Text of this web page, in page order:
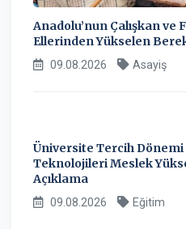
Anadolu’nun Çalışkan ve
Ellerinden Yükselen
09.08.2026 Asayiş
Üniversite Tercih
Teknolojileri Meslek
Açıklama
09.08.2026 Eğitim